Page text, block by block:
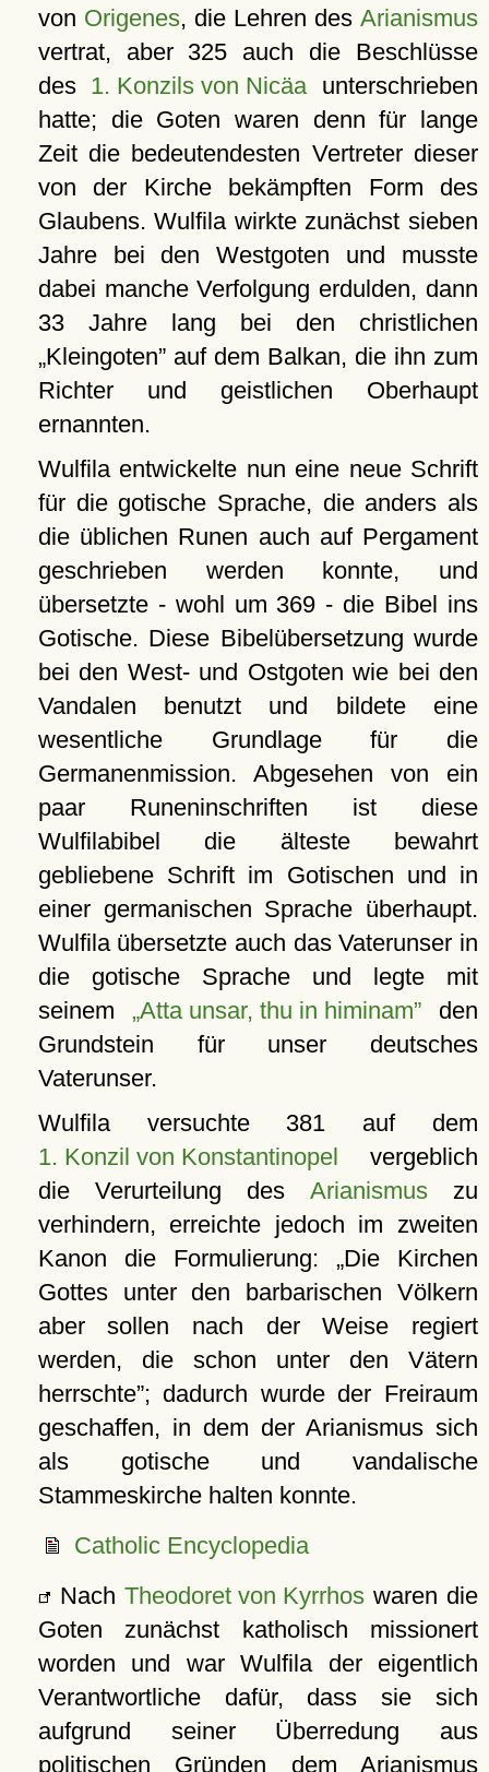
von Origenes, die Lehren desArianismus
vertrat, aber 325 auch die Beschlüsse
des 1. Konzils von Nicäaunterschrieben
hatte; die Goten waren denn für lange
Zeit die bedeutendesten Vertreter dieser
von der Kirche bekämpften Form des
Glaubens. Wulfila wirkte zunächst sieben
Jahre bei den Westgoten und musste
dabei manche Verfolgung erdulden, dann
33 Jahre lang bei den christlichen
Kleingoten auf dem Balkan, die ihn zum
Richter und geistlichen Oberhaupt
ernannten.
Wulfila entwickelte nun eine neue Schrift
für die gotische Sprache, die anders als
die üblichen Runen auch auf Pergament
geschrieben werden konnte, und
übersetzte - wohl um 369 - die Bibel ins
Gotische. Diese Bibelübersetzung wurde
bei den West- und Ostgoten wie bei den
Vandalen benutzt und bildete eine
wesentliche Grundlage für die
Germanenmission. Abgesehen von ein
paar Runeninschriften ist diese
Wulfilabibel die älteste bewahrt
gebliebene Schrift im Gotischen und in
einer germanischen Sprache überhaupt.
Wulfila übersetzte auch das Vaterunser in
die gotische Sprache und legte mit
seinem
Atta unsar, thu in himinam den
Grundstein für unser deutsches
Vaterunser.
Wulfila versuchte 381 auf dem
1. Konzil von Konstantinopel
vergeblich
die Verurteilung des Arianismuszu
verhindern, erreichte jedoch im zweiten
Kanon die Formulierung:
Die Kirchen
Gottes unter den barbarischen Völkern
aber sollen nach der Weise regiert
werden, die schon unter den Vätern
herrschte ; dadurch wurde der Freiraum
geschaffen, in dem der Arianismus sich
als gotische und vandalische
Stammeskirche halten konnte.
Catholic Encyclopedia
Nach Theodoret von Kyrrhoswaren die
Goten zunächst katholisch missionert
worden und war Wulfila der eigentlich
Verantwortliche dafür, dass sie sich
aufgrund seiner Überredung aus
politischen Gründen dem Arianismus